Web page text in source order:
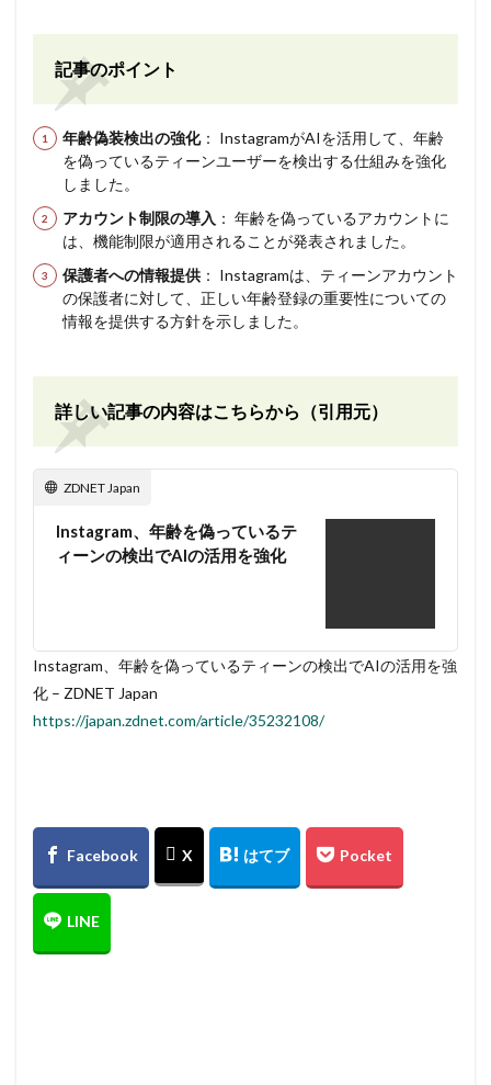
記事のポイント
年齢偽装検出の強化： InstagramがAIを活用して、年齢
を偽っているティーンユーザーを検出する仕組みを強化
しました。
アカウント制限の導入 ： 年齢を偽っているアカウントに
は、機能制限が適用されることが発表されました。
保護者への情報提供 ： Instagramは、ティーンアカウント
の保護者に対して、正しい年齢登録の重要性についての
情報を提供する方針を示しました。
詳しい記事の内容はこちらから（引用元）
ZDNET Japan
Instagram、年齢を偽っているテ
ィーンの検出でAIの活用を強化
Instagram、年齢を偽っているティーンの検出でAIの活用を強
化 – ZDNET Japan
https://japan.zdnet.com/article/35232108/